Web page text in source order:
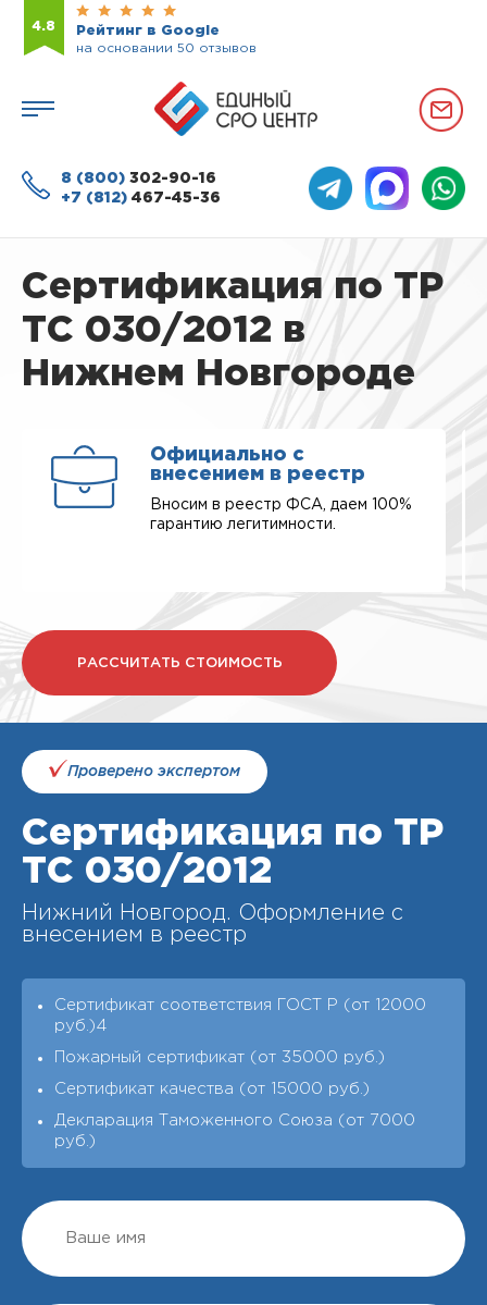
4.8
Рейтинг в Google
на основании 50 отзывов
8 (800) 302-90-16
+7 (812) 467-45-36
Сертификация по ТР
ТС 030/2012 в
Нижнем Новгороде
Официально с
внесением в реестр
Вносим в реестр ФСА, даем 100%
гарантию легитимности.
РАССЧИТАТЬ СТОИМОСТЬ
Проверено экспертом
Сертификация по ТР
ТС 030/2012
Нижний Новгород. Оформление с
внесением в реестр
Сертификат соответствия ГОСТ Р (от 12000
руб.)4
Пожарный сертификат (от 35000 руб.)
Сертификат качества (от 15000 руб.)
Декларация Таможенного Союза (от 7000
руб.)